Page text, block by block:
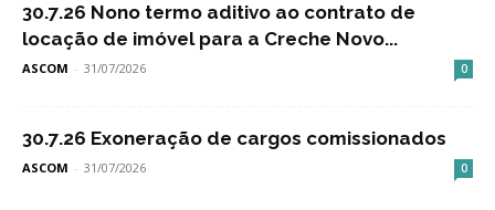
30.7.26 Nono termo aditivo ao contrato de
locação de imóvel para a Creche Novo...
ASCOM - 31/07/2026 0
30.7.26 Exoneração de cargos comissionados
ASCOM - 31/07/2026 0